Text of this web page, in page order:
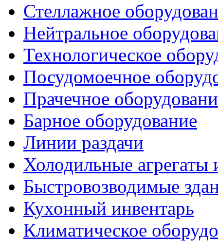
Стеллажное
Нейтральное
Технологическое
Посудомоечное
Прачечное
Барное оборудование
Линии раздачи
Холодильные агрегаты
Быстровозводимые
Кухонный инвентарь
Климатическое